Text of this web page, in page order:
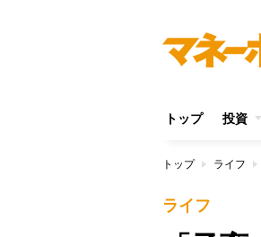
トップ 投資
トップ ライフ
ライフ